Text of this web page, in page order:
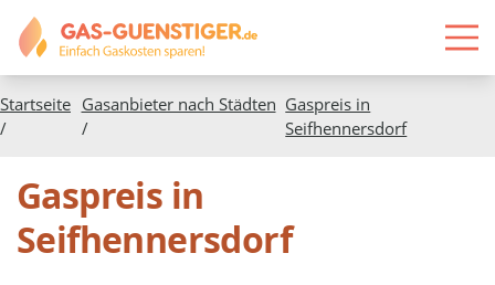
Startseite
/
Gasanbieter nach Städten
/
Gaspreis in
Seifhennersdorf
Gaspreis in
Seifhennersdorf